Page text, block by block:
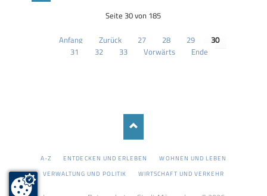
Seite 30 von 185
Anfang Zurück 27 28 29
30
31
32 33 Vorwärts Ende
NAVIGATION
ÜBERSPRINGEN
A-Z ENTDECKEN UND ERLEBEN
WOHNEN UND LEBEN
VERWALTUNG UND POLITIK
WIRTSCHAFT UND VERKEHR